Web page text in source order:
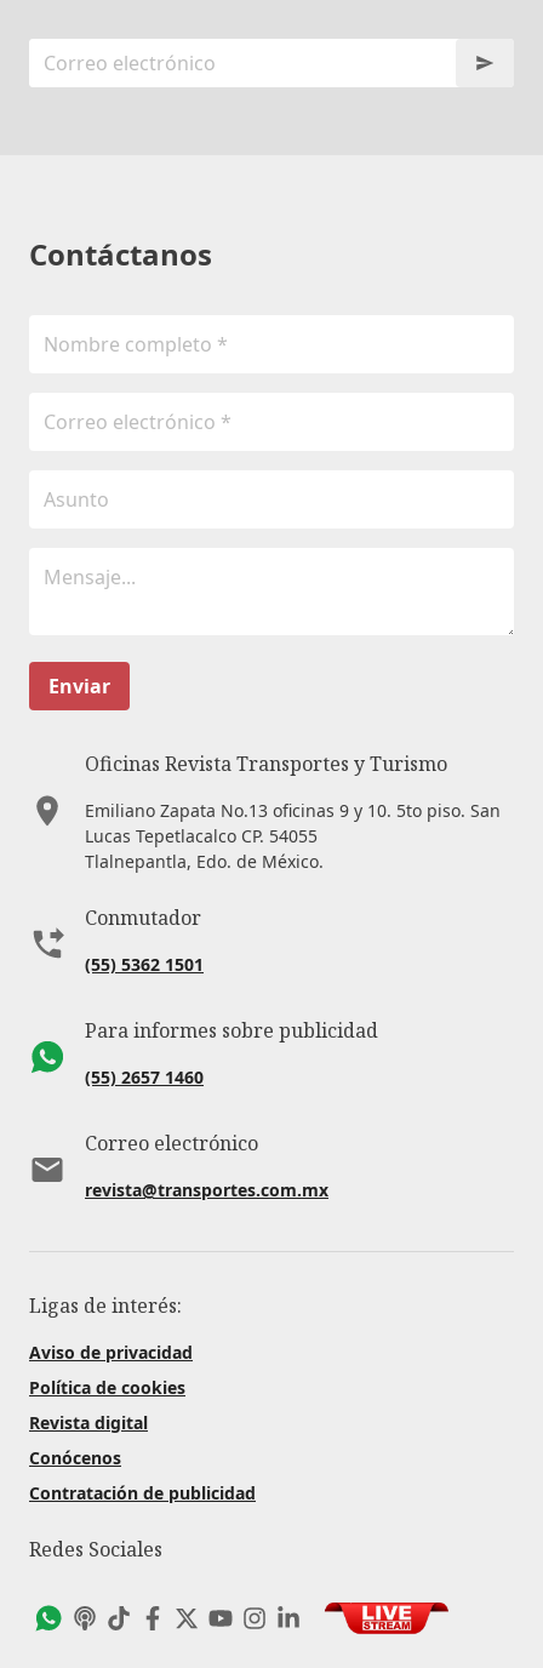
Contáctanos
Enviar
Oficinas Revista Transportes y Turismo
Emiliano Zapata No.13 oficinas 9 y 10. 5to piso. San
Lucas Tepetlacalco CP. 54055
Tlalnepantla, Edo. de México.
Conmutador
(55) 5362 1501
Para informes sobre publicidad
(55) 2657 1460
Correo electrónico
revista@transportes.com.mx
Ligas de interés:
Aviso de privacidad
Política de cookies
Revista digital
Conócenos
Contratación de publicidad
Redes Sociales